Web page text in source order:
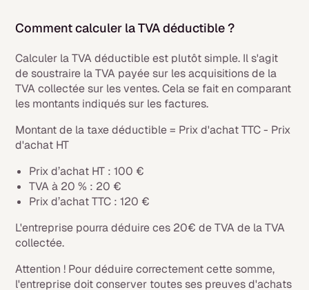
Comment calculer la TVA déductible ?
Calculer la TVA déductible est plutôt simple. Il s'agit
de soustraire la TVA payée sur les acquisitions de la
TVA collectée sur les ventes. Cela se fait en comparant
les montants indiqués sur les factures.
Montant de la taxe déductible = Prix d'achat TTC - Prix
d'achat HT
Prix d’achat HT : 100 €
TVA à 20 % : 20 €
Prix d’achat TTC : 120 €
L'entreprise pourra déduire ces 20€ de TVA de la TVA
collectée.
Attention ! Pour déduire correctement cette somme,
l'entreprise doit conserver toutes ses preuves d'achats